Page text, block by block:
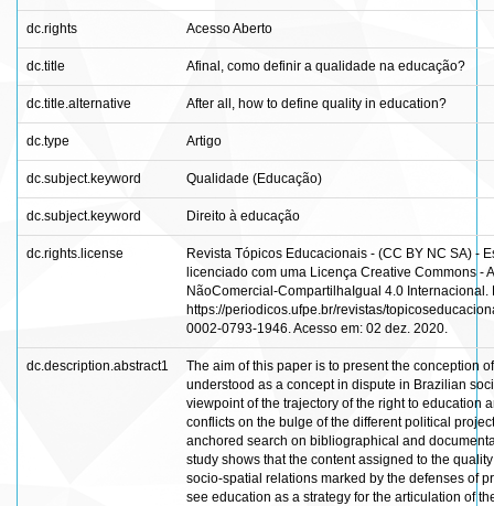
dc.rights Acesso Aberto
dc.title Afinal, como definir a qualidade na educação?
dc.title.alternative After all, how to define quality in education?
dc.type Artigo
dc.subject.keyword Qualidade (Educação)
dc.subject.keyword Direito à educação
dc.rights.license
Revista Tópicos Educacionais - (CC BY NC SA) -
licenciado com uma Licença Creative Commons -
NãoComercial-CompartilhaIgual 4.0 Internacional.
https://periodicos.ufpe.br/revistas/
0002-0793-1946. Acesso em: 02 dez. 2020.
dc.description.abstract1
The aim of this paper is to present the conception
understood as a concept in dispute in Brazilian
viewpoint of the trajectory of the right to education
conflicts on the bulge of the different political
anchored search on bibliographical and
study shows that the content assigned to the
socio-spatial relations marked by the defenses of
see education as a strategy for the articulation of